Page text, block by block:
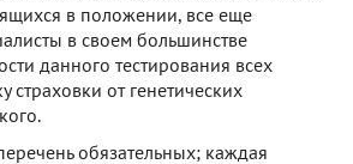
в положении, все еще
в своем большинстве
данного тестирования всех
страховки от генетических
обязательных; каждая